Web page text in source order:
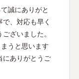
誠にありがと
、対応も早く
ざいました。
うと思います
にありがとうご